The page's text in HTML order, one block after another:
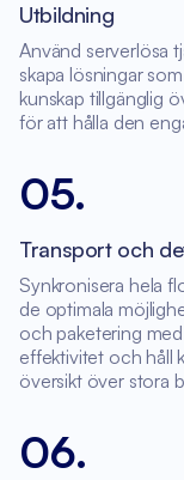
Utbildning
Använd serverlösa
skapa lösningar
kunskap tillgänglig
för att hålla den
05.
Transport och
Synkronisera hela
de optimala
och paketering
effektivitet och håll
översikt över stora
06.